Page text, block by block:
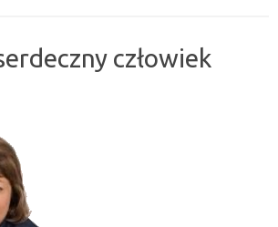
człowiek